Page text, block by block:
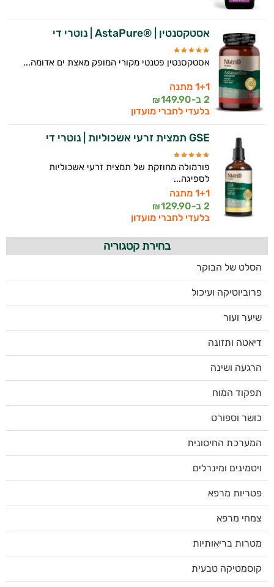
אסטקסנטין | ®AstaPure | נוטרי די
אסטקסנטין פטנטי מקורי המופק מאצת ים אדומה...
1+1 מתנה
2 ב-
149.90
₪
בלעדי לחברי מועדון
GSE תמצית זרעי אשכוליות | נוטרי די
פורמולה מחוזקת של תמצית זרעי אשכוליות
לספיגה...
1+1 מתנה
2 ב-
129.90
₪
בלעדי לחברי מועדון
בחירת קטגוריה
הסלט של הבוקר
פרוביוטיקה ועיכול
שיער ועור
דיאטה ותזונה
הרגעה ושינה
תפקוד המוח
כושר וספורט
המערכת החיסונית
ויטמינים ומינרלים
פטריות מרפא
צמחי מרפא
מטרות בריאותיות
קוסמטיקה טבעית